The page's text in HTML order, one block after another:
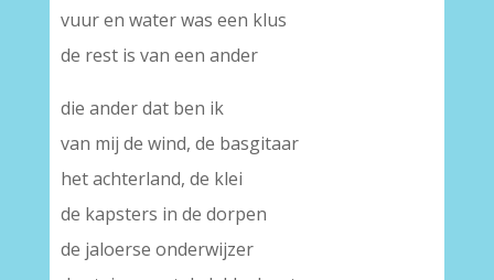
vuur en water was een klus
de rest is van een ander
die ander dat ben ik
van mij de wind, de basgitaar
het achterland, de klei
de kapsters in de dorpen
de jaloerse onderwijzer